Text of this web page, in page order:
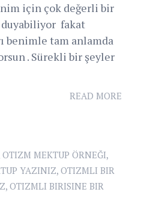
için çok değerli bir
duyabiliyor fakat
benimle tam anlamda
. Sürekli bir şeyler
READ MORE
OTIZM MEKTUP ÖRNEĞI,
YAZINIZ, OTIZMLI BIR
, OTIZMLI BIRISINE BIR